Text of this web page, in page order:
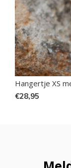
Hangertje XS
€28,95